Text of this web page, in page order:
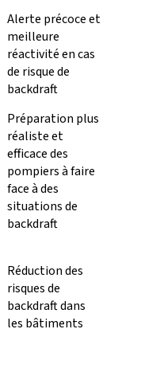
Alerte précoce et
meilleure
réactivité en cas
de risque de
backdraft
Préparation plus
réaliste et
efficace des
pompiers à faire
face à des
situations de
backdraft
Réduction des
risques de
backdraft dans
les bâtiments